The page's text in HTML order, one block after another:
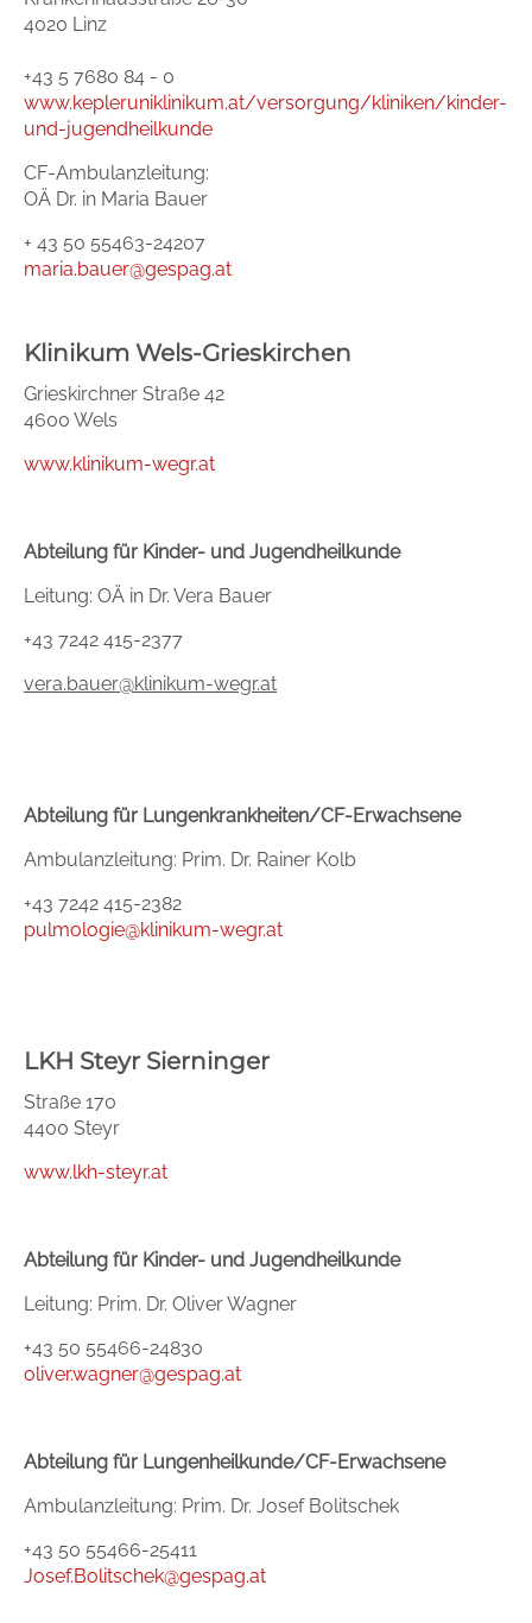
4020 Linz
+43 5 7680 84 - 0
www.kepleruniklinikum.at/versorgung/kliniken/kinder-
und-jugendheilkunde
CF-Ambulanzleitung:
OÄ Dr. in Maria Bauer
+ 43 50 55463-24207
maria.bauer@gespag.at
Klinikum Wels-Grieskirchen
Grieskirchner Straße 42
4600 Wels
www.klinikum-wegr.at
Abteilung für Kinder- und Jugendheilkunde
Leitung: OÄ in Dr. Vera Bauer
+43 7242 415-2377
vera.bauer@klinikum-wegr.at
Abteilung für Lungenkrankheiten/CF-Erwachsene
Ambulanzleitung: Prim. Dr. Rainer Kolb
+43 7242 415-2382
pulmologie@klinikum-wegr.at
LKH Steyr Sierninger
Straße 170
4400 Steyr
www.lkh-steyr.at
Abteilung für Kinder- und Jugendheilkunde
Leitung: Prim. Dr. Oliver Wagner
+43 50 55466-24830
oliver.wagner@gespag.at
Abteilung für Lungenheilkunde/CF-Erwachsene
Ambulanzleitung: Prim. Dr. Josef Bolitschek
+43 50 55466-25411
Josef.Bolitschek@gespag.at